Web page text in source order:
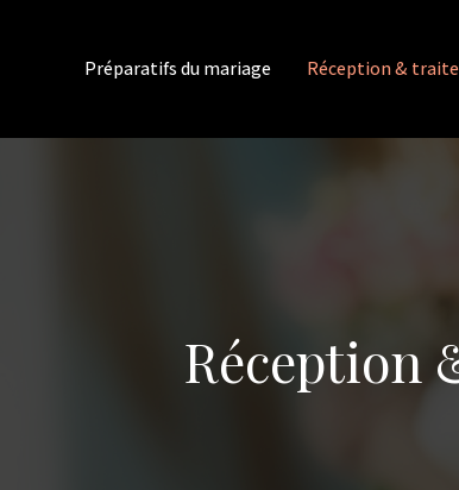
Préparatifs du mariage Réception &
Réception